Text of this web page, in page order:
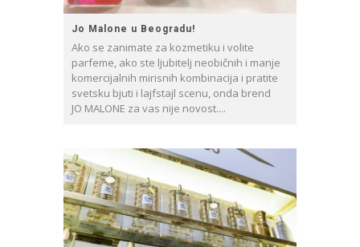
Jo Malone u Beogradu!
Ako se zanimate za kozmetiku i volite
parfeme, ako ste ljubitelj neobičnih i manje
komercijalnih mirisnih kombinacija i pratite
svetsku bjuti i lajfstajl scenu, onda brend
JO MALONE za vas nije novost....